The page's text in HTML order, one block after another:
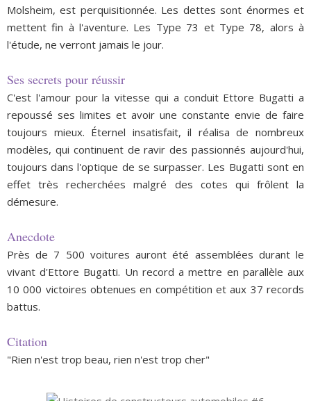
Molsheim, est perquisitionnée. Les dettes sont énormes et
mettent fin à l'aventure. Les Type 73 et Type 78, alors à
l'étude, ne verront jamais le jour.
Ses secrets pour réussir
C'est l'amour pour la vitesse qui a conduit Ettore Bugatti a
repoussé ses limites et avoir une constante envie de faire
toujours mieux. Éternel insatisfait, il réalisa de nombreux
modèles, qui continuent de ravir des passionnés aujourd'hui,
toujours dans l'optique de se surpasser. Les Bugatti sont en
effet très recherchées malgré des cotes qui frôlent la
démesure.
Anecdote
Près de 7 500 voitures auront été assemblées durant le
vivant d'Ettore Bugatti. Un record a mettre en parallèle aux
10 000 victoires obtenues en compétition et aux 37 records
battus.
Citation
"Rien n'est trop beau, rien n'est trop cher"